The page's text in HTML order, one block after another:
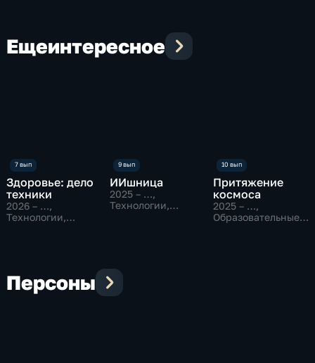
Ещеинтересное
Здоровье: дело
техники
2026 – …,
Технологии,
ИИшница
2025 – …,
Технологии,
Притяжение
космоса
2025 – …,
Образовательные,
Персоны